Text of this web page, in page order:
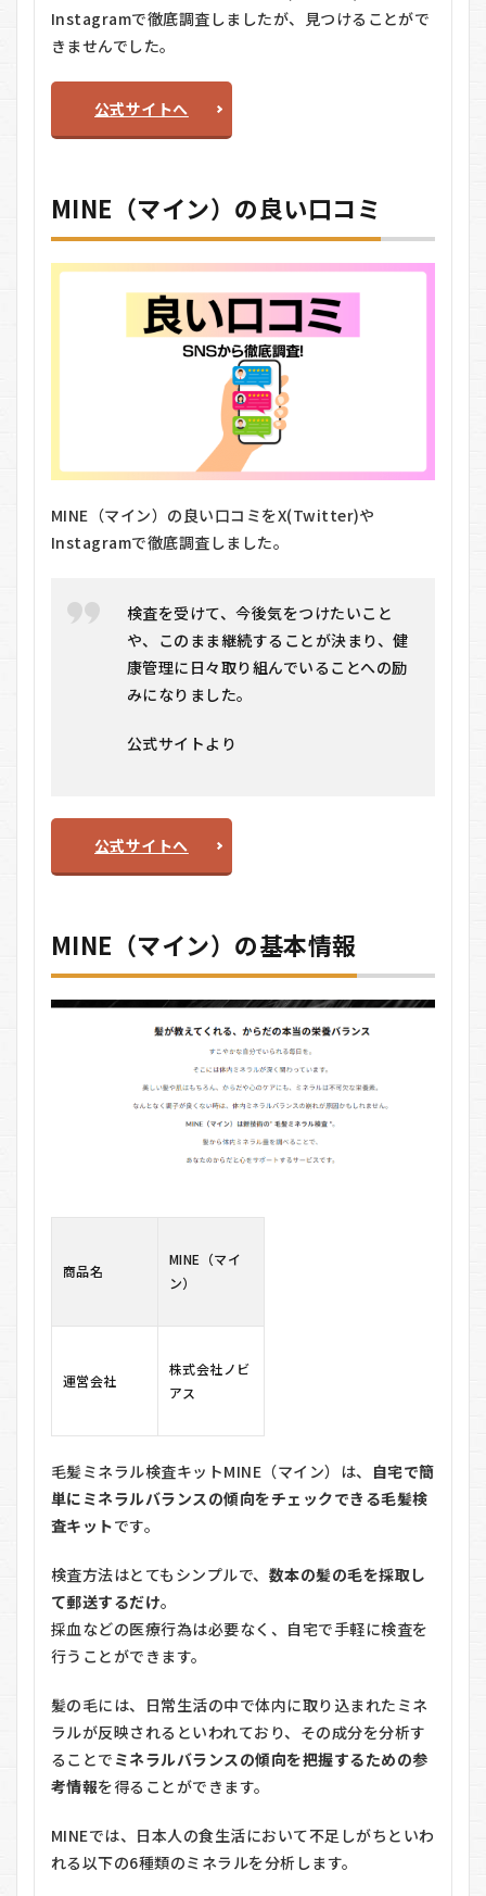
検査で
が不足
チェッ
0.3.3
養士監
修の食
生活ア
ールで
MINE（マ
MINE（マ
イン）の
ト・デメ
0.6.1
自宅で
手軽に
0.6.2
採血不
用しや
食生活
を見直
ト
0.7.2
あくま
情報
0.8
MINE（マ
おすすめ
ない人
おすす
めする
人
1.8.2
おすす
い人
1.9
Instagramで徹底調査しましたが、見つけることがで
きませんでした。
公式サイトへ
MINE（マイン）の良い口コミ
MINE（マイン）の良い口コミをX(Twitter)や
Instagramで徹底調査しました。
検査を受けて、今後気をつけたいこと
や、このまま継続することが決まり、健
康管理に日々取り組んでいることへの励
みになりました。
公式サイトより
公式サイトへ
MINE（マイン）の基本情報
商品名
MINE（マイ
ン）
運営会社
株式会社ノビ
アス
毛髪ミネラル検査キットMINE（マイン）は、
自宅で簡
単にミネラルバランスの傾向をチェックできる毛髪検
査キットです。
検査方法はとてもシンプルで、 数本の髪の毛を採取し
て郵送するだけ。
採血などの医療行為は必要なく、自宅で手軽に検査を
行うことができます。
髪の毛には、日常生活の中で体内に取り込まれたミネ
ラルが反映されるといわれており、その成分を分析す
ることで ミネラルバランスの傾向を把握するための参
考情報を得ることができます。
MINEでは、日本人の食生活において不足しがちといわ
れる以下の6種類のミネラルを分析します。